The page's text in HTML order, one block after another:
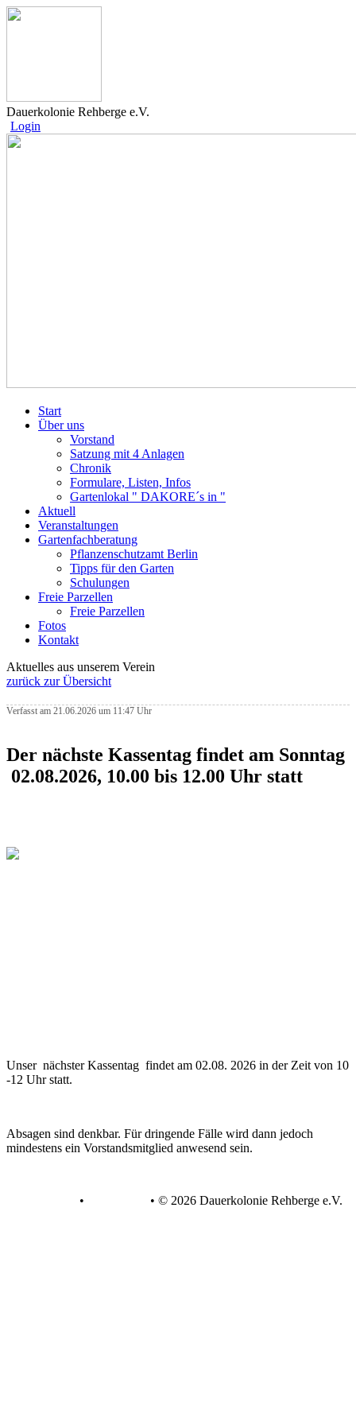
Dauerkolonie Rehberge e.V.
Login
Start
Über uns
Vorstand
Satzung mit 4 Anlagen
Chronik
Formulare, Listen, Infos
Gartenlokal " DAKORE´s in "
Aktuell
Veranstaltungen
Gartenfachberatung
Pflanzenschutzamt Berlin
Tipps für den Garten
Schulungen
Freie Parzellen
Freie Parzellen
Fotos
Kontakt
Aktuelles aus unserem Verein
zurück zur Übersicht
Verfasst am 21.06.2026 um 11:47 Uhr
Der nächste Kassentag findet am Sonntag
02.08.2026, 10.00 bis 12.00 Uhr statt
Unser nächster Kassentag findet am 02.08. 2026 in der Zeit von 10
-12 Uhr statt.
Absagen sind denkbar. Für dringende Fälle wird dann jedoch
mindestens ein Vorstandsmitglied anwesend sein.
• • © 2026 Dauerkolonie Rehberge e.V.